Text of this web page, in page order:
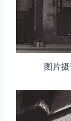
图片